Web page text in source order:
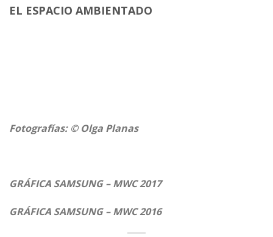
EL ESPACIO AMBIENTADO
Fotografías: © Olga Planas
GRÁFICA SAMSUNG – MWC 2017
GRÁFICA SAMSUNG – MWC 2016